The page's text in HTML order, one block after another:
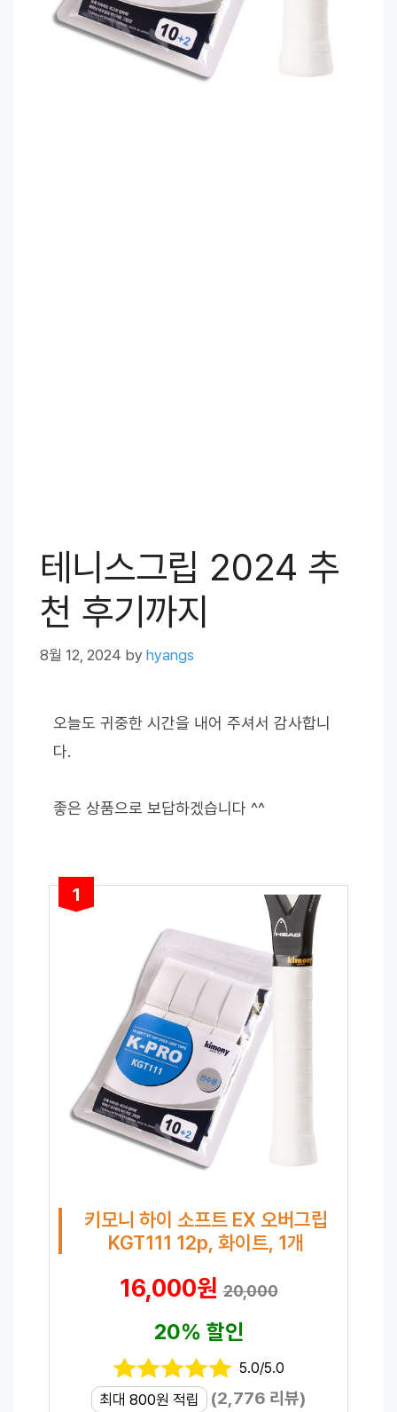
테니스그립 2024 추
천 후기까지
8월 12, 2024 by hyangs
오늘도 귀중한 시간을 내어 주셔서 감사합니
다.
좋은 상품으로 보답하겠습니다 ^^
1
키모니 하이 소프트 EX 오버그립
KGT111 12p, 화이트, 1개
16,000원20,000
20% 할인
5.0/5.0
최대 800원 적립 (2,776 리뷰)